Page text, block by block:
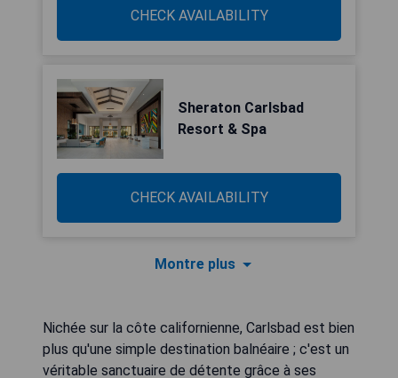
CHECK AVAILABILITY
Sheraton Carlsbad
Resort & Spa
CHECK AVAILABILITY
Montre plus
Nichée sur la côte californienne, Carlsbad est bien
plus qu'une simple destination balnéaire ; c'est un
véritable sanctuaire de détente grâce à ses